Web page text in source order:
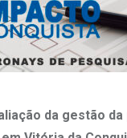
da gestão